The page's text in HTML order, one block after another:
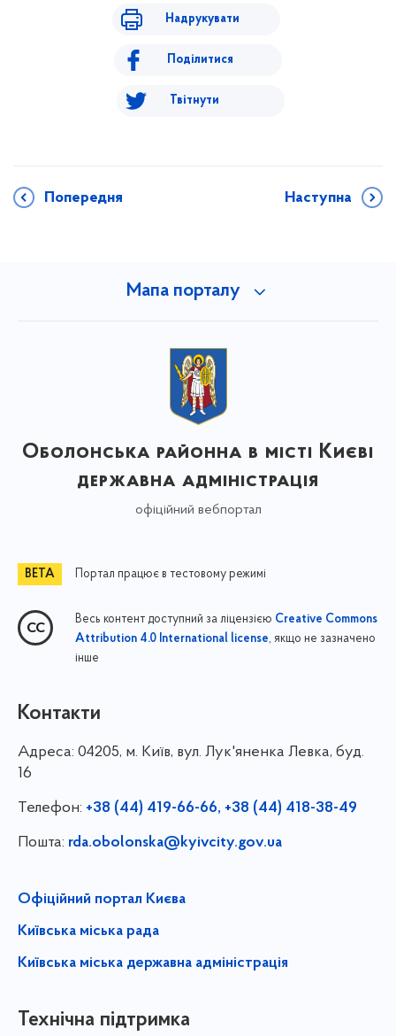
Надрукувати
Поділитися
Твітнути
Попередня Наступна
Мапа порталу
Оболонська районна в місті Києві
державна адміністрація
офіційний вебпортал
Портал працює в тестовому режимі
Весь контент доступний за ліцензією Creative Commons
Attribution 4.0 International license, якщо не зазначено
інше
Контакти
Адреса: 04205, м. Київ, вул. Лук'яненка Левка, буд.
16
Телефон: +38 (44) 419-66-66, +38 (44) 418-38-49
Пошта: rda.obolonska@kyivcity.gov.ua
Офіційний портал Києва
Київська міська рада
Київська міська державна адміністрація
Технічна підтримка